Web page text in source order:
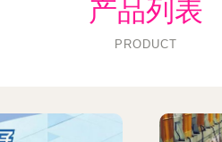
产品列表
PRODUCT